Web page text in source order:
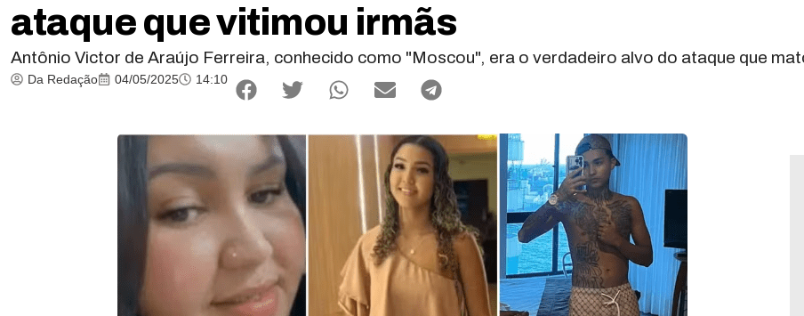
ataque que vitimou irmãs
Antônio Victor de Araújo Ferreira, conhecido como "Moscou", era o verdadeiro alvo do ataque que
Da Redação 04/05/2025 14:10